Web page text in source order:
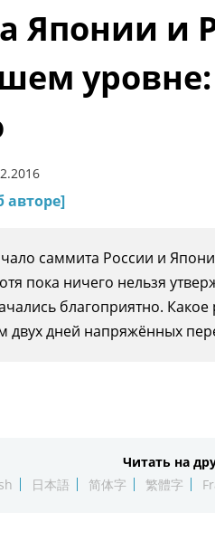
Японии и
авторе]
саммита России и
пока ничего нельзя
благоприятно. Какое
двух дней напряжённых
Читать на
日本語 简体字 繁體字